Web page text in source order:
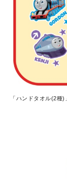
「ハンドタオル(2種